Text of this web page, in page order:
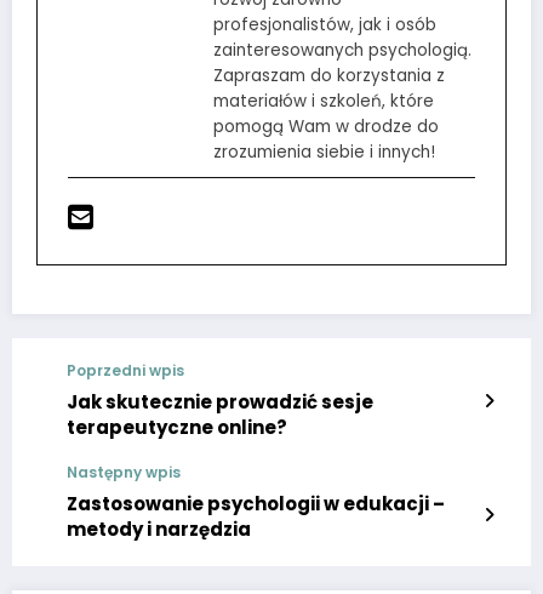
profesjonalistów, jak i osób
zainteresowanych psychologią.
Zapraszam do korzystania z
materiałów i szkoleń, które
pomogą Wam w drodze do
zrozumienia siebie i innych!
Poprzedni wpis
Jak skutecznie prowadzić sesje
terapeutyczne online?
Następny wpis
Zastosowanie psychologii w edukacji –
metody i narzędzia